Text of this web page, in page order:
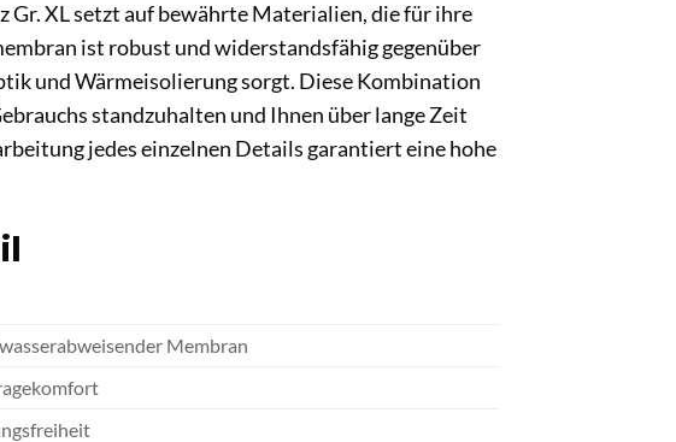
Gr. XL setzt auf bewährte Materialien, die für ihre
ist robust und widerstandsfähig gegenüber
und Wärmeisolierung sorgt. Diese Kombination
standzuhalten und Ihnen über lange Zeit
jedes einzelnen Details garantiert eine hohe
Membran